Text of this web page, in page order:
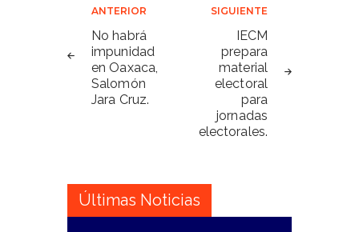
Navegación
de
entradas
ANTERIOR
No habrá
impunidad
en Oaxaca,
Salomón
Jara Cruz.
SIGUIENTE
IECM
prepara
material
electoral
para
jornadas
electorales.
Últimas Noticias